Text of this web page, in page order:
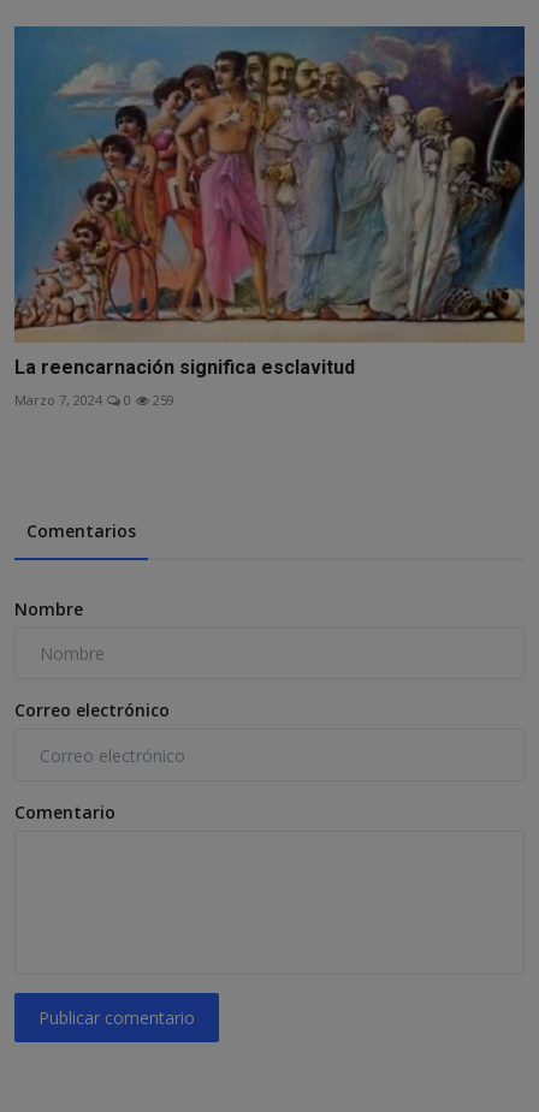
La reencarnación significa esclavitud
Marzo 7, 2024 0 259
Comentarios
Nombre
Correo electrónico
Comentario
Publicar comentario